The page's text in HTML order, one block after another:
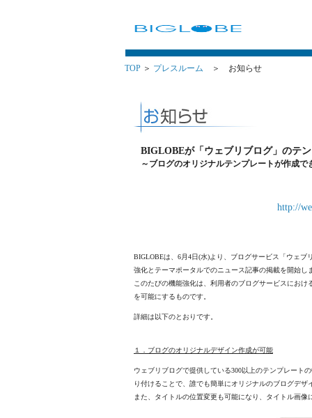
TOP ＞ プレスルーム ＞ お知らせ
BIGLOBEが「ウェブリブログ」のテ
～ブログのオリジナルテンプレートが作成で
http://
BIGLOBEは、6月4日(水)より、ブログサービス「ウェ
強化とテーマポータルでのニュース記事の掲載を開始し
このたびの機能強化は、利用者のブログサービスにお
を可能にするものです。
詳細は以下のとおりです。
１．ブログのオリジナルデザイン作成が可能
ウェブリブログで提供している300以上のテンプレート
り付けることで、誰でも簡単にオリジナルのブログデザ
また、タイトルの位置変更も可能になり、タイトル画